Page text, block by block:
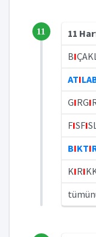
11
11
BI
ATI
GIRGI
FISFI
BIKTI
KIRI